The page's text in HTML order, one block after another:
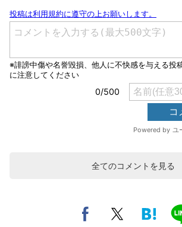
全てのコメントを見る